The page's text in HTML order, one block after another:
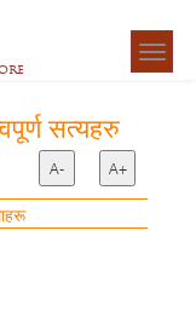
सत्यहरु
A- A+